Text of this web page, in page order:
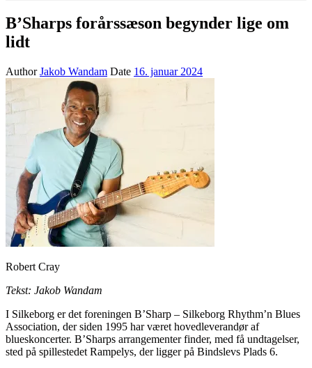
B’Sharps forårssæson begynder lige om
lidt
AuthorJakob Wandam Date 16. januar 2024
Robert Cray
Tekst: Jakob Wandam
I Silkeborg er det foreningen B’Sharp – Silkeborg Rhythm’n Blues
Association, der siden 1995 har været hovedleverandør af
blueskoncerter. B’Sharps arrangementer finder, med få undtagelser,
sted på spillestedet Rampelys, der ligger på Bindslevs Plads 6.